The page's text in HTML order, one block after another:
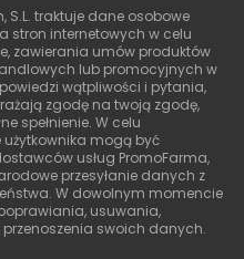
S.L. traktuje dane osobowe
stron internetowych w celu
zawierania umów produktów
lub promocyjnych w
wątpliwości i pytania,
zgodę na twoją zgodę,
spełnienie. W celu
mogą być
usług PromoFarma,
przesyłanie danych z
W dowolnym momencie
usuwania,
swoich danych.